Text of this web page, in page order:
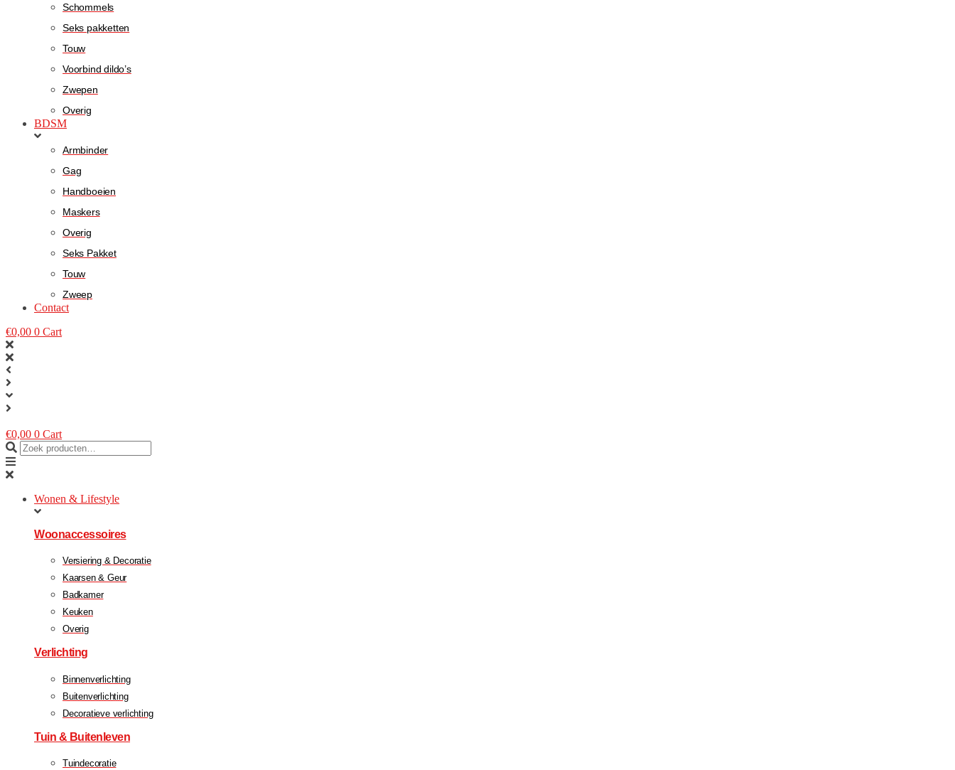
Schommels
Seks pakketten
Touw
Voorbind dildo’s
Zwepen
Overig
BDSM
Armbinder
Gag
Handboeien
Maskers
Overig
Seks Pakket
Touw
Zweep
Contact
€0,00 0 Cart
€0,00 0 Cart
Wonen & Lifestyle
Woonaccessoires
Versiering & Decoratie
Kaarsen & Geur
Badkamer
Keuken
Overig
Verlichting
Binnenverlichting
Buitenverlichting
Decoratieve verlichting
Tuin & Buitenleven
Tuindecoratie